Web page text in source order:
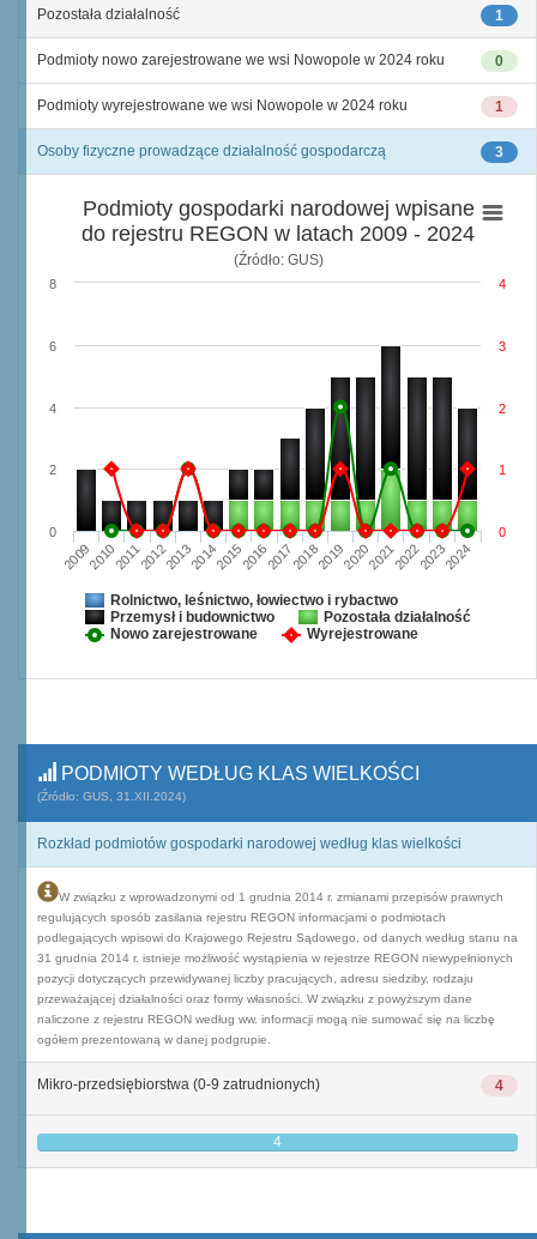
1
Pozostała działalność
0
Podmioty nowo zarejestrowane we wsi Nowopole w 2024 roku
1
Podmioty wyrejestrowane we wsi Nowopole w 2024 roku
3
Osoby fizyczne prowadzące działalność gospodarczą
Podmioty gospodarki narodowej wpisane
do rejestru REGON w latach 2009 - 2024
(Źródło: GUS)
2009201020112012201320142015201620172018201920202021202220232024
0
2
4
6
8
0
1
2
3
4
Rolnictwo, leśnictwo, łowiectwo i rybactwo
Przemysł i budownictwo
Pozostała działalność
Nowo zarejestrowane
Wyrejestrowane
PODMIOTY WEDŁUG KLAS WIELKOŚCI
(Źródło: GUS, 31.XII.2024)
Rozkład podmiotów gospodarki narodowej według klas wielkości
W związku z wprowadzonymi od 1 grudnia 2014 r. zmianami przepisów prawnych
regulujących sposób zasilania rejestru REGON informacjami o podmiotach
podlegających wpisowi do Krajowego Rejestru Sądowego, od danych według stanu na
31 grudnia 2014 r. istnieje możliwość wystąpienia w rejestrze REGON niewypełnionych
pozycji dotyczących przewidywanej liczby pracujących, adresu siedziby, rodzaju
przeważającej działalności oraz formy własności. W związku z powyższym dane
naliczone z rejestru REGON według ww. informacji mogą nie sumować się na liczbę
ogółem prezentowaną w danej podgrupie.
4
Mikro-przedsiębiorstwa (0-9 zatrudnionych)
4